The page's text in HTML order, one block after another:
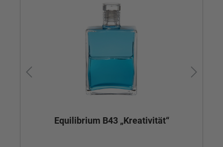
Equilibrium B43 „Kreativität“